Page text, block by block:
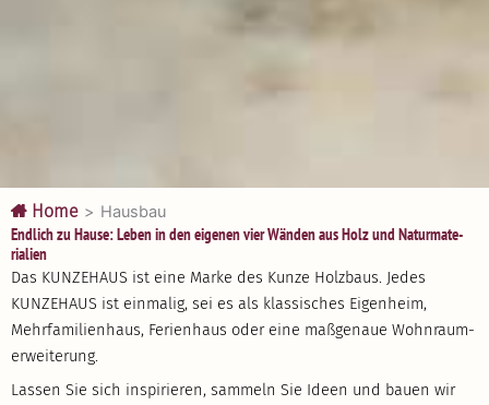
Home > Hausbau
Endlich zu Hause: Leben in den eigenen vier Wänden aus Holz und Natur­ma­te­
rialien
Das KUNZEHAUS ist eine Marke des Kunze Holzbaus. Jedes
KUNZEHAUS ist einmalig, sei es als klassi­sches Eigenheim,
Mehrfa­mi­li­enhaus, Ferienhaus oder eine maßgenaue Wohnraum­
er­wei­terung.
Lassen Sie sich inspi­rieren, sammeln Sie Ideen und bauen wir